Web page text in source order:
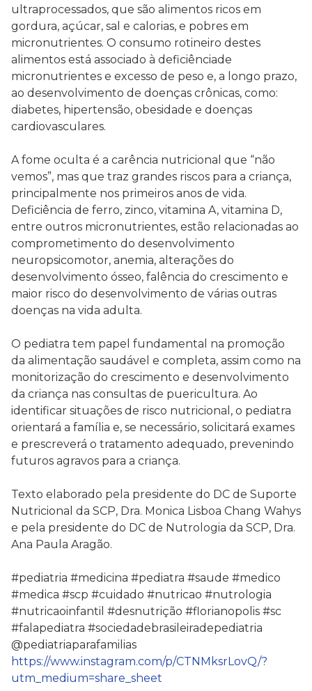
ultraprocessados, que são alimentos ricos em
gordura, açúcar, sal e calorias, e pobres em
micronutrientes. O consumo rotineiro destes
alimentos está associado à deficiênciade
micronutrientes e excesso de peso e, a longo prazo,
ao desenvolvimento de doenças crônicas, como:
diabetes, hipertensão, obesidade e doenças
cardiovasculares.
A fome oculta é a carência nutricional que “não
vemos”, mas que traz grandes riscos para a criança,
principalmente nos primeiros anos de vida.
Deficiência de ferro, zinco, vitamina A, vitamina D,
entre outros micronutrientes, estão relacionadas ao
comprometimento do desenvolvimento
neuropsicomotor, anemia, alterações do
desenvolvimento ósseo, falência do crescimento e
maior risco do desenvolvimento de várias outras
doenças na vida adulta.
O pediatra tem papel fundamental na promoção
da alimentação saudável e completa, assim como na
monitorização do crescimento e desenvolvimento
da criança nas consultas de puericultura. Ao
identificar situações de risco nutricional, o pediatra
orientará a família e, se necessário, solicitará exames
e prescreverá o tratamento adequado, prevenindo
futuros agravos para a criança.
Texto elaborado pela presidente do DC de Suporte
Nutricional da SCP, Dra. Monica Lisboa Chang Wahys
e pela presidente do DC de Nutrologia da SCP, Dra.
Ana Paula Aragão.
#pediatria #medicina #pediatra #saude #medico
#medica #scp #cuidado #nutricao #nutrologia
#nutricaoinfantil #desnutrição #florianopolis #sc
#falapediatra #sociedadebrasileiradepediatria
@pediatriaparafamilias
https://www.instagram.com/p/CTNMksrLovQ/?
utm_medium=share_sheet